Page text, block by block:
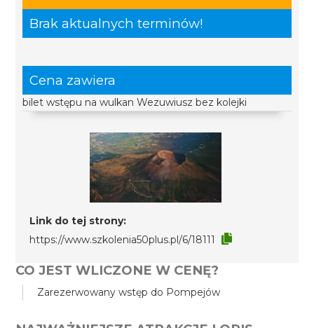
Brak aktualnych terminów!
Cena zawiera
bilet wstępu na wulkan Wezuwiusz bez kolejki
Link do tej strony:
https://www.szkolenia50plus.pl/6/18111
CO JEST WLICZONE W CENĘ?
Zarezerwowany wstęp do Pompejów